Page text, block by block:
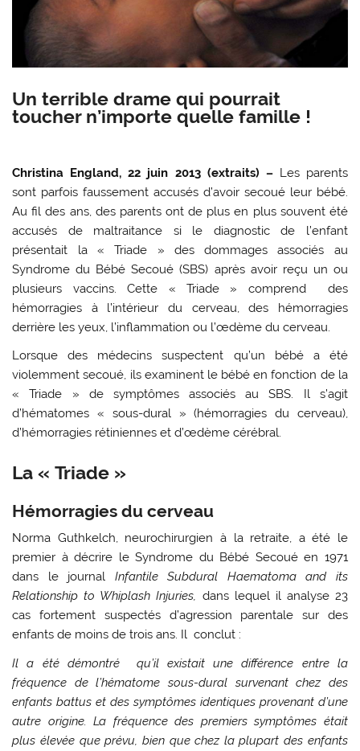
Un terrible drame qui pourrait
toucher n’importe quelle famille !
Christina England, 22 juin 2013 (extraits) – Les parents
sont parfois faussement accusés d’avoir secoué leur bébé.
Au fil des ans, des parents ont de plus en plus souvent été
accusés de maltraitance si le diagnostic de l’enfant
présentait la « Triade » des dommages associés au
Syndrome du Bébé Secoué (SBS) après avoir reçu un ou
plusieurs vaccins. Cette « Triade » comprend des
hémorragies à l’intérieur du cerveau, des hémorragies
derrière les yeux, l’inflammation ou l’œdème du cerveau.
Lorsque des médecins suspectent qu’un bébé a été
violemment secoué, ils examinent le bébé en fonction de la
« Triade » de symptômes associés au SBS. Il s’agit
d’hématomes « sous-dural » (hémorragies du cerveau),
d’hémorragies rétiniennes et d’œdème cérébral.
La « Triade »
Hémorragies du cerveau
Norma Guthkelch, neurochirurgien à la retraite, a été le
premier à décrire le Syndrome du Bébé Secoué en 1971
dans le journal Infantile Subdural Haematoma and its
Relationship to Whiplash Injuries, dans lequel il analyse 23
cas fortement suspectés d’agression parentale sur des
enfants de moins de trois ans. Il conclut :
Il a été démontré qu’il existait une différence entre la
fréquence de l’hématome sous-dural survenant chez des
enfants battus et des symptômes identiques provenant d’une
autre origine. La fréquence des premiers symptômes était
plus élevée que prévu, bien que chez la plupart des enfants